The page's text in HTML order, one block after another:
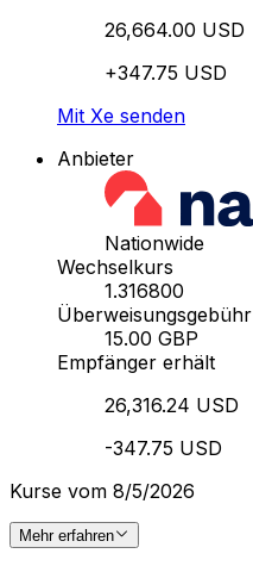
26,664.00 USD
+347.75 USD
Mit Xe senden
Anbieter
Nationwide
Wechselkurs
1.316800
Überweisungsgebühr
15.00 GBP
Empfänger erhält
26,316.24 USD
-347.75 USD
Kurse vom 8/5/2026
Mehr erfahren